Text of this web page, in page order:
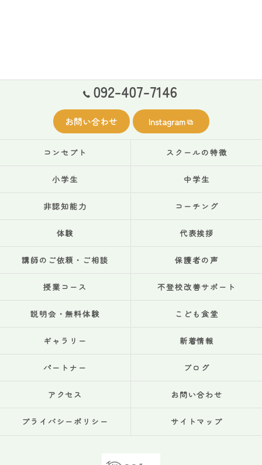
092-407-7146
お問い合わせ Instagram
コンセプト スクールの特徴
小学生 中学生
非認知能力 コーチング
体験 代表挨拶
講師のご依頼・ご相談 保護者の声
授業コース 不登校改善サポート
説明会・無料体験 こども食堂
ギャラリー 新着情報
パートナー ブログ
アクセス お問い合わせ
プライバシーポリシー サイトマップ